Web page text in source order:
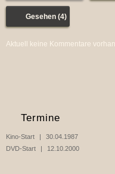
Gesehen (4)
Aktuell keine Kommentare
Termine
Kino-Start
30.04.1987
DVD-Start
12.10.2000